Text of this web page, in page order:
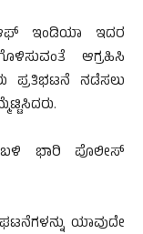
ಇಂಡಿಯಾ ಇದರ
ಆಗ್ರಹಿಸಿ
ಪ್ರತಿಭಟನೆ ನಡೆಸಲು
ಭಾರಿ ಪೊಲೀಸ್
ಯಾವುದೇ